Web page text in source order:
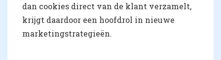
dan cookies direct van de klant verzamelt,
krijgt daardoor een hoofdrol in nieuwe
marketingstrategieën.